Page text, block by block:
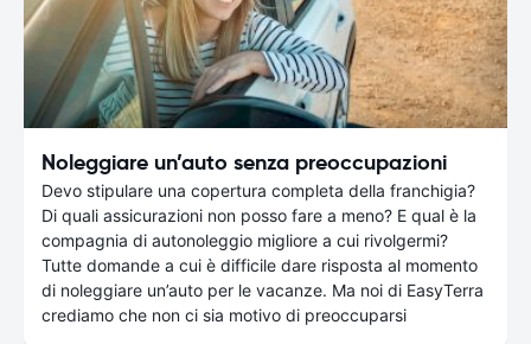
Noleggiare un’auto senza preoccupazioni
Devo stipulare una copertura completa della franchigia?
Di quali assicurazioni non posso fare a meno? E qual è la
compagnia di autonoleggio migliore a cui rivolgermi?
Tutte domande a cui è difficile dare risposta al momento
di noleggiare un’auto per le vacanze. Ma noi di EasyTerra
crediamo che non ci sia motivo di preoccuparsi